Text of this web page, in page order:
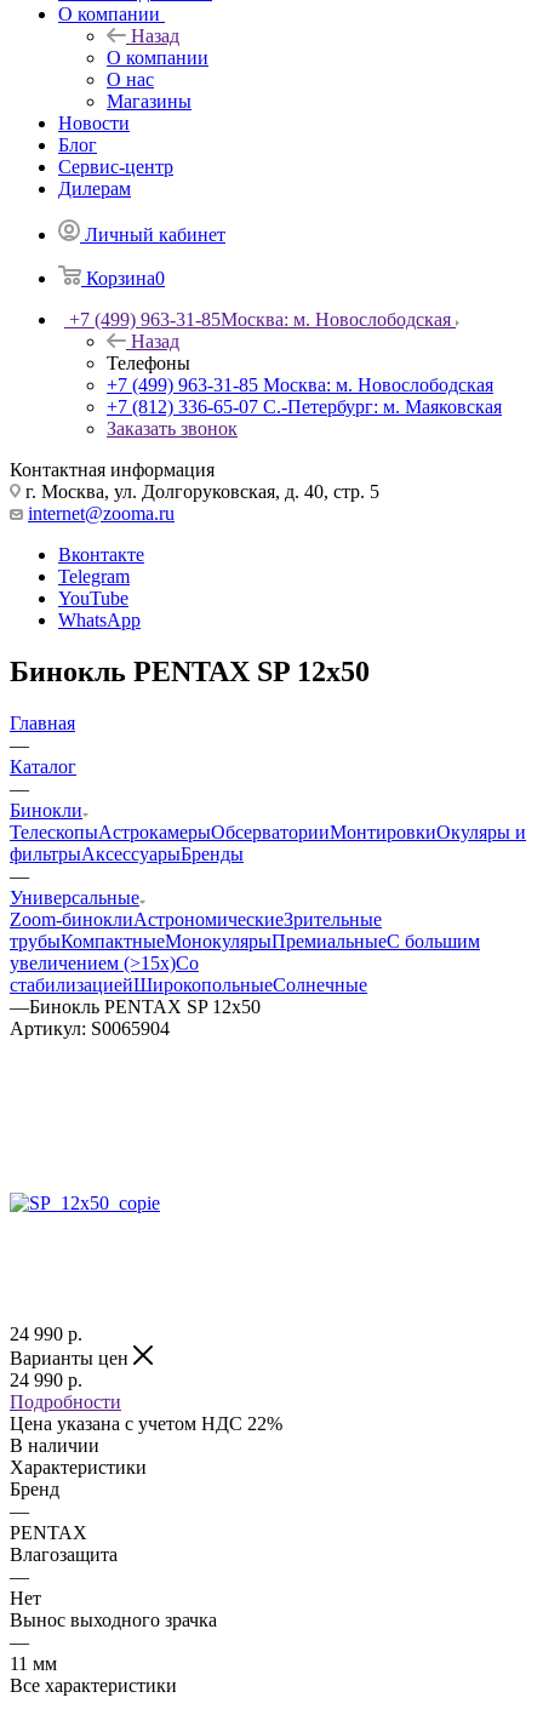
О компании
Назад
О компании
О нас
Магазины
Новости
Блог
Сервис-центр
Дилерам
Личный кабинет
Корзина0
+7 (499) 963-31-85Москва: м. Новослободская
Назад
Телефоны
+7 (499) 963-31-85 Москва: м. Новослободская
+7 (812) 336-65-07 С.-Петербург: м. Маяковская
Заказать звонок
Контактная информация
г. Москва, ул. Долгоруковская, д. 40, стр. 5
internet@zooma.ru
Вконтакте
Telegram
YouTube
WhatsApp
Бинокль PENTAX SP 12x50
Главная
—
Каталог
—
Бинокли
ТелескопыАстрокамерыОбсерваторииМонтировкиОкуляры и
фильтрыАксессуарыБренды
—
Универсальные
Zoom-биноклиАстрономическиеЗрительные
трубыКомпактныеМонокулярыПремиальныеС большим
увеличением (>15x)Со
стабилизациейШирокопольныеСолнечные
—Бинокль PENTAX SP 12x50
Артикул: S0065904
24 990 р.
Варианты цен
24 990 р.
Подробности
Цена указана с учетом НДС 22%
В наличии
Характеристики
Бренд
—
PENTAX
Влагозащита
—
Нет
Вынос выходного зрачка
—
11 мм
Все характеристики